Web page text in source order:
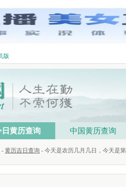
版
日黄历查询 中国黄历查询
- 黄历吉日查询 - 今天是农历几月几日，今天是